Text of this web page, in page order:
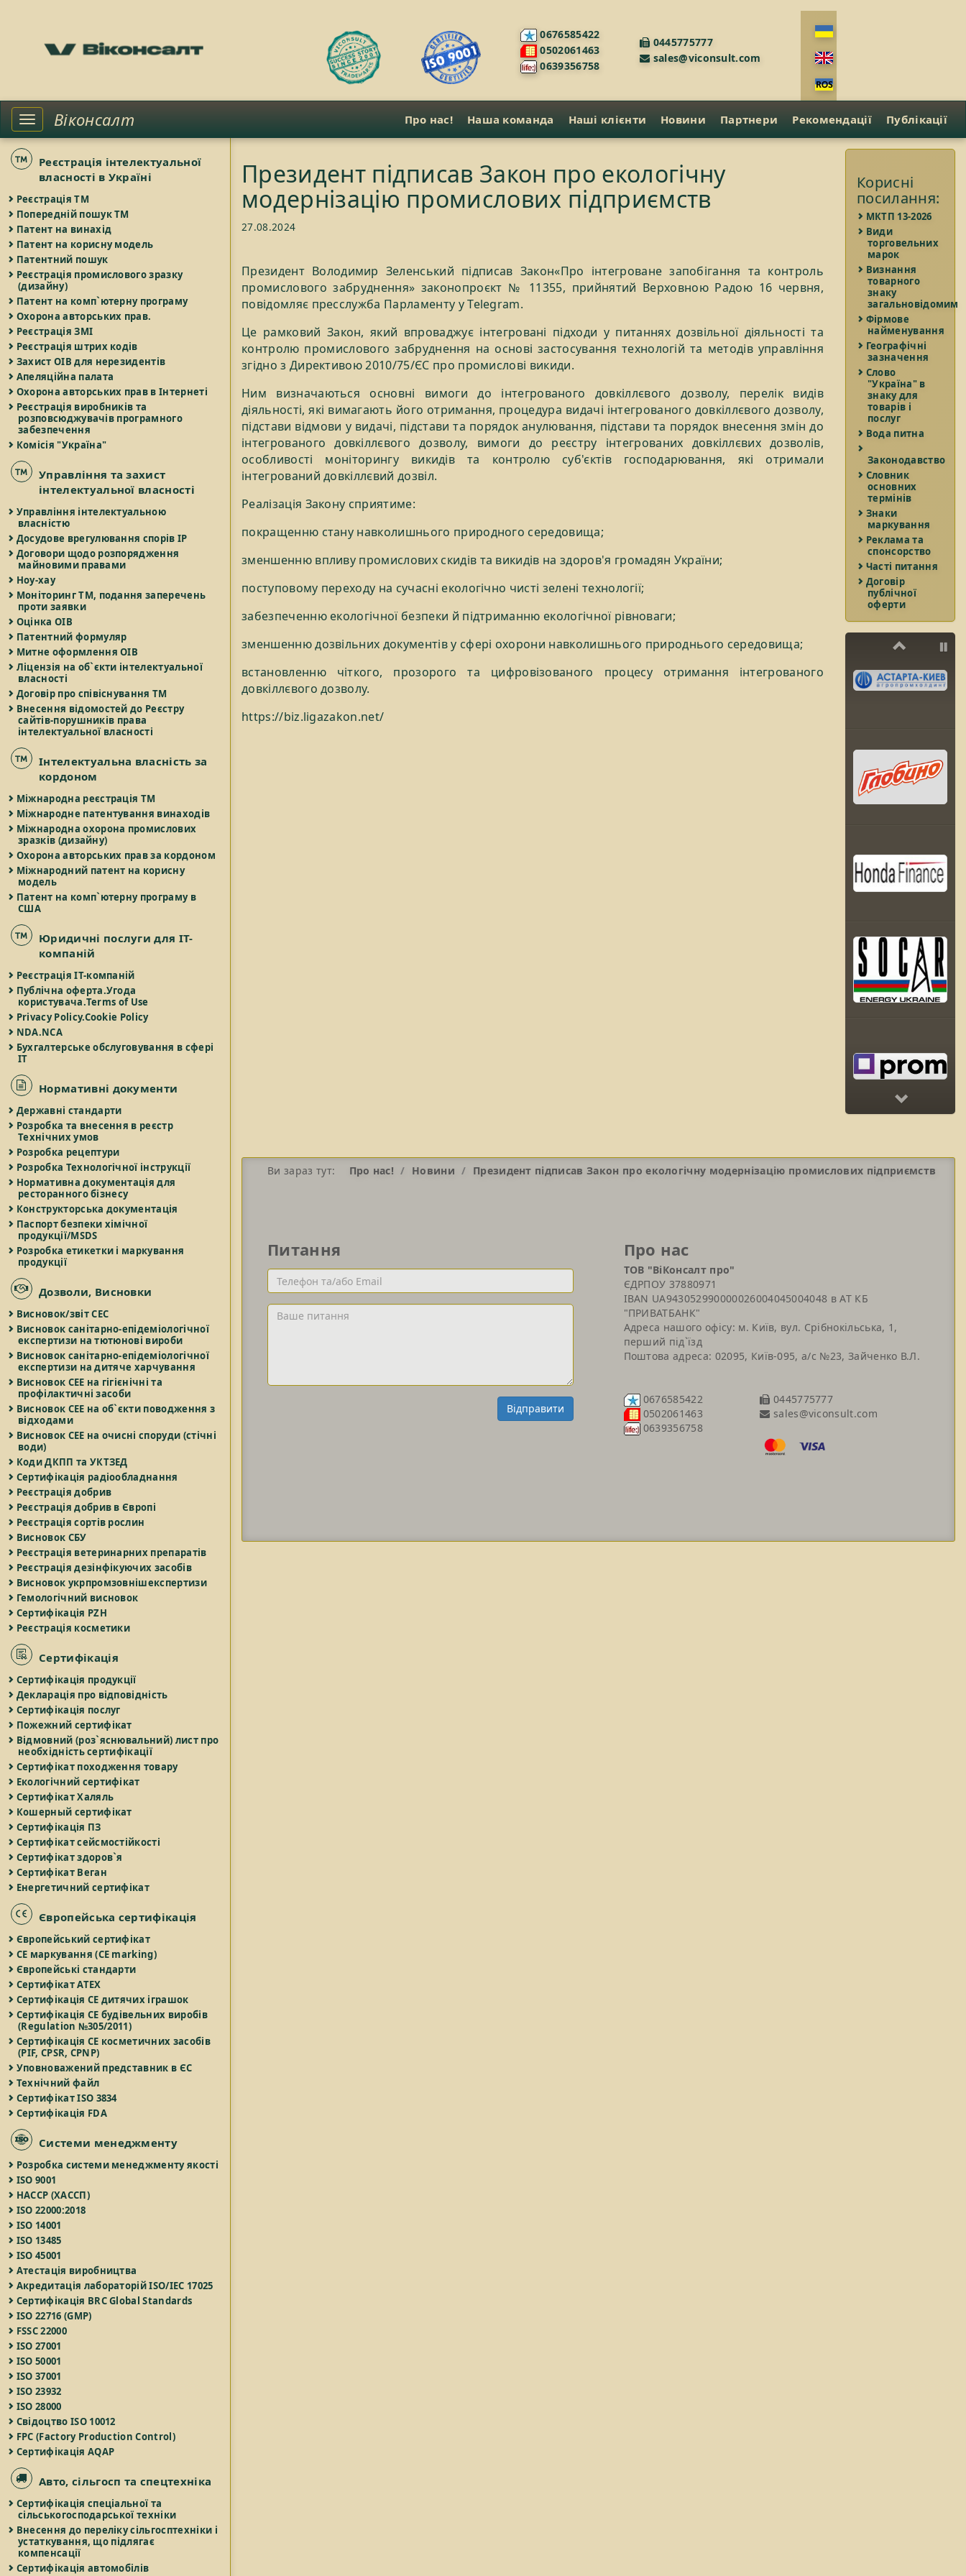
0676585422
0502061463
0639356758
0445775777
sales@viconsult.com
Toggle
left
sidebar
Віконсалт Про нас! Наша команда Наші клієнти Новини Партнери Рекомендації Публікації
Реєстрація інтелектуальної
власності в Україні
Реєстрація ТМ
Попередній пошук ТМ
Патент на винахід
Патент на корисну модель
Патентний пошук
Реєстрація промислового зразку
(дизайну)
Патент на комп`ютерну програму
Охорона авторських прав.
Реєстрація ЗМІ
Реєстрація штрих кодів
Захист ОІВ для нерезидентів
Апеляційна палата
Охорона авторських прав в Інтернеті
Реєстрація виробників та
розповсюджувачів програмного
забезпечення
Комісія "Україна"
Управління та захист
інтелектуальної власності
Управління інтелектуальною
власністю
Досудове врегулювання спорів IP
Договори щодо розпорядження
майновими правами
Ноу-хау
Моніторинг ТМ, подання заперечень
проти заявки
Оцінка ОІВ
Патентний формуляр
Митне оформлення ОІВ
Ліцензія на об`єкти інтелектуальної
власності
Договір про співіснування ТМ
Внесення відомостей до Реєстру
сайтів-порушників права
інтелектуальної власності
Інтелектуальна власність за
кордоном
Міжнародна реєстрація ТМ
Міжнародне патентування винаходів
Міжнародна охорона промислових
зразків (дизайну)
Охорона авторських прав за кордоном
Міжнародний патент на корисну
модель
Патент на комп`ютерну програму в
США
Юридичні послуги для IT-
компаній
Реєстрація IT-компаній
Публічна оферта.Угода
користувача.Terms of Use
Privacy Policy.Cookie Policy
NDA.NCA
Бухгалтерське обслуговування в сфері
IT
Нормативні документи
Державні стандарти
Розробка та внесення в реєстр
Технічних умов
Розробка рецептури
Розробка Технологічної інструкції
Нормативна документація для
ресторанного бізнесу
Конструкторська документація
Паспорт безпеки хімічної
продукції/MSDS
Розробка етикетки і маркування
продукції
Дозволи, Висновки
Висновок/звіт СЕС
Висновок санітарно-епідеміологічної
експертизи на тютюнові вироби
Висновок санітарно-епідеміологічної
експертизи на дитяче харчування
Висновок СЕЕ на гігієнічні та
профілактичні засоби
Висновок СЕЕ на об`єкти поводження з
відходами
Висновок СЕЕ на очисні споруди (стічні
води)
Коди ДКПП та УКТЗЕД
Сертифікація радіообладнання
Реєстрація добрив
Реєстрація добрив в Європі
Реєстрація сортів рослин
Висновок СБУ
Реєстрація ветеринарних препаратів
Реєстрація дезінфікуючих засобів
Висновок укрпромзовнішекспертизи
Гемологічний висновок
Сертифікація PZH
Реєстрація косметики
Сертифікація
Сертифікація продукції
Декларація про відповідність
Сертифікація послуг
Пожежний сертифікат
Відмовний (роз`яснювальний) лист про
необхідність сертифікації
Сертифікат походження товару
Екологічний сертифікат
Сертифікат Халяль
Кошерный сертифікат
Сертифікація ПЗ
Сертифікат сейсмостійкості
Сертифікат здоров`я
Сертифікат Веган
Енергетичний сертифікат
Європейська сертифікація
Європейський сертифікат
СЕ маркування (CE marking)
Європейські стандарти
Сертифікат ATEX
Сертифікація СЕ дитячих іграшок
Сертифікація СЕ будівельних виробів
(Regulation №305/2011)
Сертифікація СЕ косметичних засобів
(PIF, CPSR, CPNP)
Уповноважений представник в ЄС
Технічний файл
Сертифікат ISO 3834
Сертифікація FDA
Системи менеджменту
Розробка системи менеджменту якості
ISO 9001
НАССР (ХАССП)
ISO 22000:2018
ISO 14001
ISO 13485
ISO 45001
Атестація виробництва
Акредитація лабораторій ISO/IEC 17025
Сертифікація BRC Global Standards
ISO 22716 (GMP)
FSSC 22000
ISO 27001
ISO 50001
ISO 37001
ISO 23932
ISO 28000
Свідоцтво ISO 10012
FPC (Factory Production Control)
Сертифікація AQAP
Авто, сільгосп та спецтехніка
Сертифікація спеціальної та
сільськогосподарської техніки
Внесення до переліку сільгосптехніки і
устаткування, що підлягає
компенсації
Сертифікація автомобілів
Президент підписав Закон про екологічну
модернізацію промислових підприємств
27.08.2024
Президент Володимир Зеленський підписав Закон«Про інтегроване запобігання та контроль
промислового забруднення» законопроєкт № 11355, прийнятий Верховною Радою 16 червня,
повідомляє пресслужба Парламенту у Telegram.
Це рамковий Закон, який впроваджує інтегровані підходи у питаннях дозвільної діяльності та
контролю промислового забруднення на основі застосування технологій та методів управління
згідно з Директивою 2010/75/ЄС про промислові викиди.
Ним визначаються основні вимоги до інтегрованого довкіллєвого дозволу, перелік видів
діяльності, які вимагають його отримання, процедура видачі інтегрованого довкіллєвого дозволу,
підстави відмови у видачі, підстави та порядок анулювання, підстави та порядок внесення змін до
інтегрованого довкіллєвого дозволу, вимоги до реєстру інтегрованих довкіллєвих дозволів,
особливості моніторингу викидів та контролю суб'єктів господарювання, які отримали
інтегрований довкіллєвий дозвіл.
Реалізація Закону сприятиме:
покращенню стану навколишнього природного середовища;
зменшенню впливу промислових скидів та викидів на здоров'я громадян України;
поступовому переходу на сучасні екологічно чисті зелені технології;
забезпеченню екологічної безпеки й підтриманню екологічної рівноваги;
зменшенню дозвільних документів у сфері охорони навколишнього природнього середовища;
встановленню чіткого, прозорого та цифровізованого процесу отримання інтегрованого
довкіллєвого дозволу.
https://biz.ligazakon.net/
Корисні
посилання:
МКТП 13-2026
Види
торговельних
марок
Визнання
товарного
знаку
загальновідомим
Фірмове
найменування
Географічні
зазначення
Слово
"Україна" в
знаку для
товарів і
послуг
Вода питна
Законодавство
Словник
основних
термінів
Знаки
маркування
Реклама та
спонсорство
Часті питання
Договір
публічної
оферти
Next
Ви зараз тут: Про нас! Новини Президент підписав Закон про екологічну модернізацію промислових підприємств
Питання
Телефон
та/
або
Email
Ваше
питання
Відправити
Про нас
ТОВ "ВіКонсалт про"
ЄДРПОУ 37880971
IBAN UA943052990000026004045004048 в АТ КБ
"ПРИВАТБАНК"
Адреса нашого офісу: м. Київ, вул. Срібнокільська, 1,
перший під`їзд
Поштова адреса: 02095, Київ-095, а/с №23, Зайченко В.Л.
0676585422
0502061463
0639356758
0445775777
sales@viconsult.com